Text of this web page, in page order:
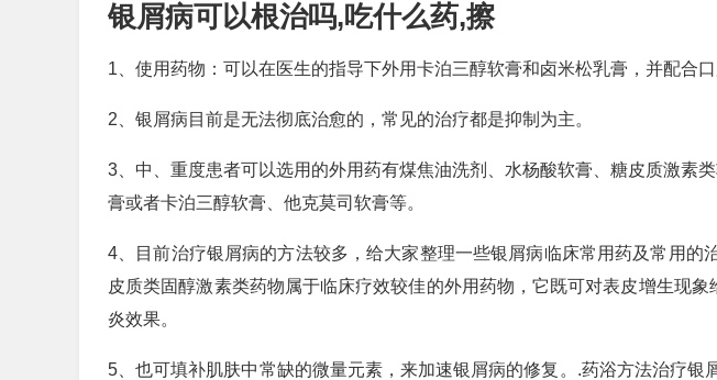
银屑病可以根治吗,吃什么药,擦
1、使用药物：可以在医生的指导下外用卡泊三醇软膏和卤米松乳膏，并配合
2、银屑病目前是无法彻底治愈的，常见的治疗都是抑制为主。
3、中、重度患者可以选用的外用药有煤焦油洗剂、水杨酸软膏、糖皮质激素
膏或者卡泊三醇软膏、他克莫司软膏等。
4、目前治疗银屑病的方法较多，给大家整理一些银屑病临床常用药及常用的
皮质类固醇激素类药物属于临床疗效较佳的外用药物，它既可对表皮增生现
炎效果。
5、也可填补肌肤中常缺的微量元素，来加速银屑病的修复。.药浴方法治疗银